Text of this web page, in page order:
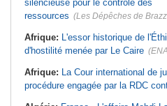
silencieuse pour le contrôle des
ressources (Les Dépêches de
Afrique: L'essor historique de
d'hostilité menée par Le Caire
Afrique: La Cour international de
procédure engagée par la RDC